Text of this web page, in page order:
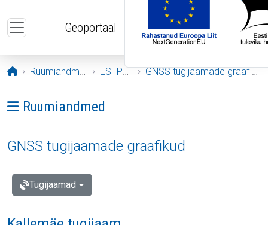
Geoportaal
Avaleht
Ruumiandmed ESTPOS GNSS tugijaamade graafikud
Ava menüü: Ruumiandmed
Ruumiandmed
GNSS tugijaamade graafikud
Tugijaamad